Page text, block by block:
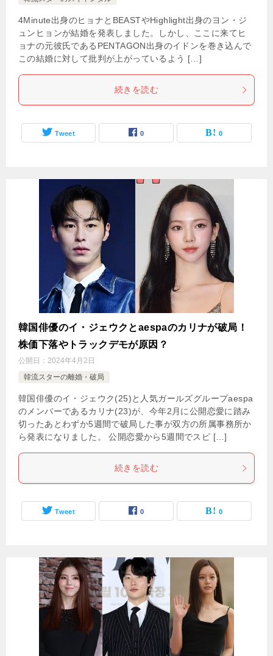
4Minute出身のヒョナとBEASTやHighlight出身のヨン・ジ
ュンヒョンが結婚を発表しました。しかし、ここに来てヒ
ョナの元彼氏であるPENTAGON出身のイドンを巻き込んで
この結婚に対して批判が上がっているよう […]
続きを読む
Tweet 0 0
韓国俳優のイ・ジェウクとaespaのカリナが破局！
株価下落やトラックデモが原因？
公開日： 2024年4月2日
韓流スターの離婚・破局
韓国俳優のイ・ジェウク(25)と人気ガールズグループaespa
のメンバーであるカリナ(23)が、今年2月に公開恋愛に踏み
切ったあとわずか5週間で破局した事が双方の所属事務所か
ら発表になりました。 公開恋愛から5週間でスピ […]
続きを読む
Tweet 0 0